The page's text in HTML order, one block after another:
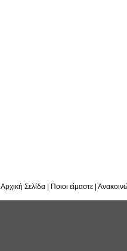
Αρχική Σελίδα| Ποιοι είμαστε|